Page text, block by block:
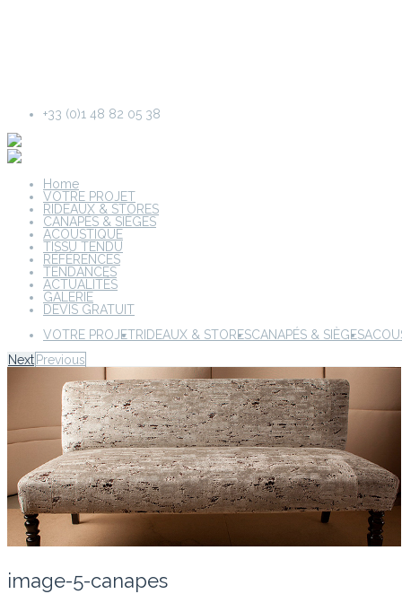
+33 (0)1 48 82 05 38
Home
VOTRE PROJET
RIDEAUX & STORES
CANAPÉS & SIÈGES
ACOUSTIQUE
TISSU TENDU
RÉFÉRENCES
TENDANCES
ACTUALITÉS
GALERIE
DEVIS GRATUIT
VOTRE PROJETRIDEAUX & STORESCANAPÉS & SIÈGES
Next Previous
image-5-canapes